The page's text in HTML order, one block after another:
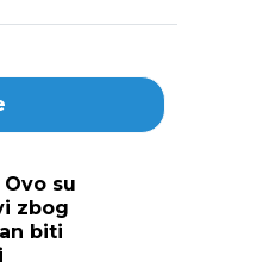
su
zbog
biti